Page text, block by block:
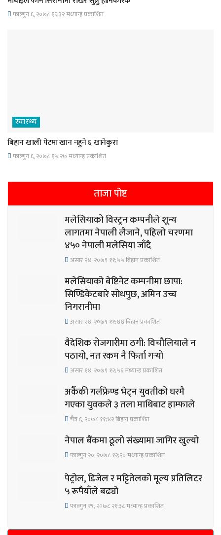
फाल्गुन ६, २०७८ १६;३२ मध्यान्ह प्रकाशित
स्वास्थ्य
बिहान खाली पेटमा खान नहुने ६ खानेकुरा
फाल्गुन ६, २०७८ १५;२७ मध्यान्ह प्रकाशित
ताजा पोष्ट
मलेसियाको विस्ट्रन कम्पनीले शून्य
लागतमा नेपाली लैजाने, पहिलो चरणमा
४५० नेपाली मलेसिया जाँदै
असार २४, २०७९ ११;५५ बिहान प्रकाशित
मलेसियाको बेष्टिनेट कम्पनीमा छापा:
सिण्डिकेटबारे सोधपुछ, अमिन उच्च
निगरानीमा
असार २४, २०७९ ११;४४ बिहान प्रकाशित
वैदेशिक रोजगारीमा ठगी: विचौलियाले न
पठायो, नत रकम नै फिर्ता गर्‍यो
असार १४, २०७९ १२;५६ मध्यान्ह प्रकाशित
अर्कैकी गर्लफ्रेण्ड भेट्न युवतीको घरमै
गएका युवकले ३ तला माथिबाट हाम्फाले
चैत्र ६, २०७८ ११;४२ बिहान प्रकाशित
नेपाल बैंकमा ठूलो संख्यामा जागिर खुल्यो
फाल्गुन २०, २०७८ १२;२० मध्यान्ह प्रकाशित
पेट्रोल, डिजेल र मट्टितेलको मूल्य प्रतिलिटर
५ रूपैयाँले बढ्यो
फाल्गुन १९, २०७८ २१;३८ मध्यान्ह प्रकाशित